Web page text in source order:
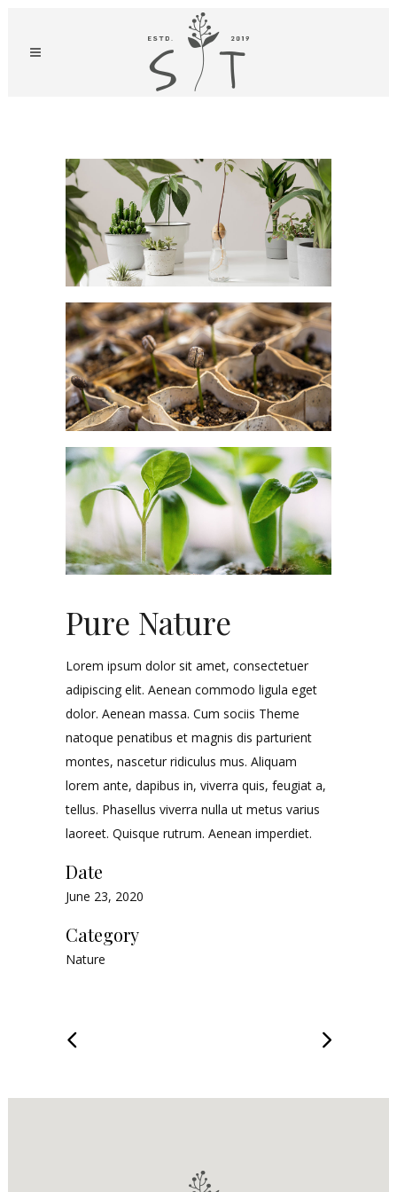
Pure Nature
Lorem ipsum dolor sit amet, consectetuer
adipiscing elit. Aenean commodo ligula eget
dolor. Aenean massa. Cum sociis Theme
natoque penatibus et magnis dis parturient
montes, nascetur ridiculus mus. Aliquam
lorem ante, dapibus in, viverra quis, feugiat a,
tellus. Phasellus viverra nulla ut metus varius
laoreet. Quisque rutrum. Aenean imperdiet.
Date
June 23, 2020
Category
Nature